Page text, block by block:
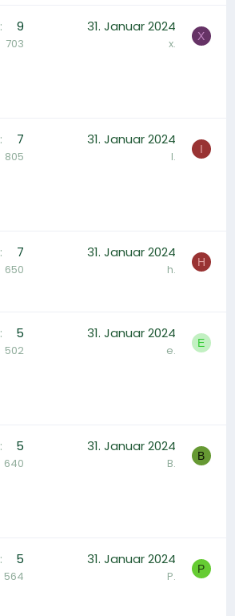
9
703
31. Januar 2024
x. X
7
805
31. Januar 2024
I. I
7
650
31. Januar 2024
h. H
5
502
31. Januar 2024
e. E
5
640
31. Januar 2024
B. B
5
564
31. Januar 2024
P. P